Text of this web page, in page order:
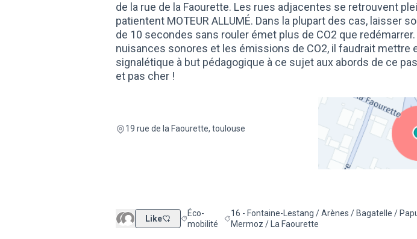
de la rue de la Faourette. Les rues adjacentes se retrouvent
patientent MOTEUR ALLUMÉ. Dans la plupart des cas, laisser
de 10 secondes sans rouler émet plus de CO2 que
nuisances sonores et les émissions de CO2, il faudrait mettre
signalétique à but pédagogique à ce sujet aux abords de ce
et pas cher !
19 rue de la Faourette, toulouse
Like Filtrer les résultats de la catégorie : Éco-mobilité
Éco-
mobilité
Filtrer les résultats pour le secteur : 16 -
16 - Fontaine-Lestang / Arènes / Bagatelle /
Mermoz / La Faourette